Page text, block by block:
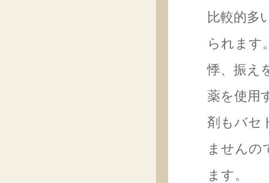
比較的多
られます
悸、振え
薬を使用
剤もバセ
ませんの
ます。